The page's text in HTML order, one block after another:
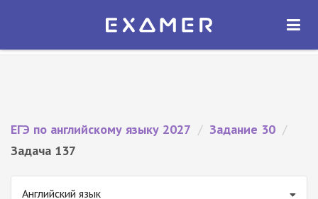
Экзамер — ЕГЭ 2027
ОТКРЫТЬ
ЕГЭ по английскому языку 2027 / Задание 30 /
Задача 137
Английский язык